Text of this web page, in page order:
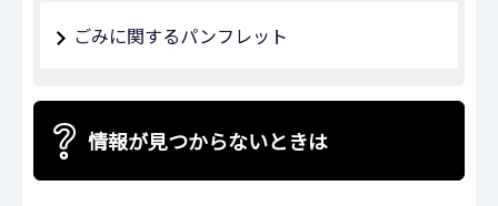
ごみに関するパンフレット
情報が見つからないときは